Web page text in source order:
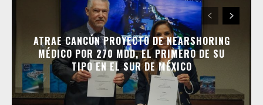
ATRAE CANCÚN PROYECTO DE NEARSHORING
MÉDICO POR 270 MDD, EL PRIMERO DE SU
TIPO EN EL SUR DE MÉXICO